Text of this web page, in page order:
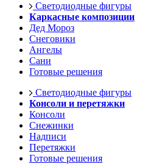
Светодиодные фигуры
Каркасные композиции
Дед Мороз
Снеговики
Ангелы
Сани
Готовые решения
Светодиодные фигуры
Консоли и перетяжки
Консоли
Снежинки
Надписи
Перетяжки
Готовые решения